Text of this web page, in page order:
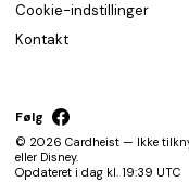
Cookie-indstillinger
Kontakt
Følg
© 2026 Cardheist — Ikke
eller Disney.
Opdateret i dag kl. 19:39 UTC